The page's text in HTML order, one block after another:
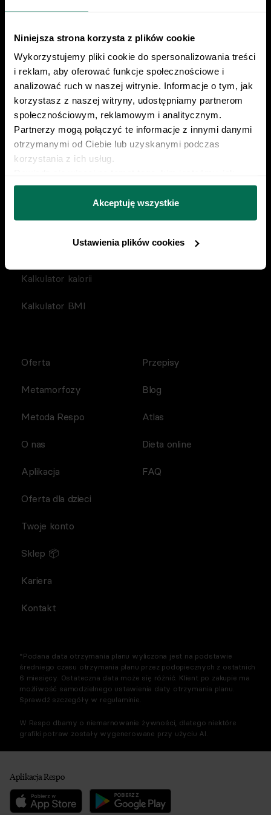
Niniejsza strona korzysta z plików cookie
Wykorzystujemy pliki cookie do spersonalizowania treści
i reklam, aby oferować funkcje społecznościowe i
analizować ruch w naszej witrynie. Informacje o tym, jak
korzystasz z naszej witryny, udostępniamy partnerom
społecznościowym, reklamowym i analitycznym.
Partnerzy mogą połączyć te informacje z innymi danymi
otrzymanymi od Ciebie lub uzyskanymi podczas
korzystania z ich usług.
można się z nami skontaktować i w jaki sposób
przetwarzamy dane osobowe w ramach
prywatności.
Akceptuję wszystkie
Ustawienia plików cookies
ustawy Prawo komunikacji elektronicznej z dnia
prowadzenia marketingu bezpośredniego drogą
elektroniczną za pośrednictwem wiadomości e‑mail,
przez Współadministratorów (Respo Wrzosek
Witkowski SK, Respo Wydawnictwo S.C. oraz
RespoMed sp.z o.o, TEKA TRADE sp. z o.o.)
Przyjmuję do wiadomości, że przysługuje mi prawo
do wycofania powyższej zgody w każdym czasie.
Zobacz, jak przetwarzamy Twoje dane osobowe.
Zapoznaj się z naszą Polityką prywatności Respo
Znajdź nas w social mediach
22 230 21 37
kontakt@centrumrespo.pl
Poznaj Respo od kuchni
Przykładowa dieta
Kalkulator kalorii
Kalkulator BMI
Oferta
Metamorfozy
Metoda Respo
O nas
Aplikacja
Przepisy
Blog
Atlas
Dieta online
FAQ
Oferta dla dzieci
Twoje konto
Sklep 📦
Kariera
Kontakt
*Podana data otrzymania planu wyliczona jest na podstawie
średniego czasu otrzymania planu przez podopiecznych z ostatnich
6 miesięcy. Ostateczna data może się różnić. Klient po zakupie ma
możliwość samodzielnego ustawienia daty otrzymania planu.
Sprawdź szczegóły w regulaminie.
W Respo dbamy o niemarnowanie żywności, dlatego niektóre
grafiki potraw zostały wygenerowane przy użyciu AI.
Aplikacja Respo